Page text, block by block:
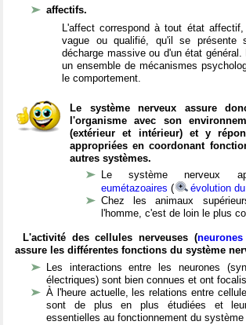
affectifs.
L'affect correspond à tout état affectif,
vague ou qualifié, qu'il se présente
décharge massive ou d'un état général.
un ensemble de mécanismes
le comportement.
Le système nerveux assure
l'organisme avec son
(extérieur et intérieur) et y
appropriées en coordonant
autres systèmes.
Le système nerveux
eumétazoaires ( évolution
Chez les animaux
l'homme, c'est de loin le plus
L'activité des cellules nerveuses (neurones
assure les différentes fonctions du système
Les interactions entre les neurones
électriques) sont bien connues et ont
À l'heure actuelle, les relations entre
sont de plus en plus étudiées et
essentielles au fonctionnement du système